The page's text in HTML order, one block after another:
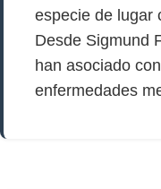
especie de lugar
Desde Sigmund
han asociado
enfermedades